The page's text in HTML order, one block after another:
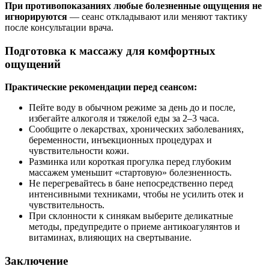
При противопоказаниях любые болезненные ощущения не
игнорируются — сеанс откладывают или меняют тактику
после консультации врача.
Подготовка к массажу для комфортных
ощущений
Практические рекомендации перед сеансом:
Пейте воду в обычном режиме за день до и после,
избегайте алкоголя и тяжелой еды за 2–3 часа.
Сообщите о лекарствах, хронических заболеваниях,
беременности, инъекционных процедурах и
чувствительности кожи.
Разминка или короткая прогулка перед глубоким
массажем уменьшит «стартовую» болезненность.
Не перегревайтесь в бане непосредственно перед
интенсивными техниками, чтобы не усилить отек и
чувствительность.
При склонности к синякам выберите деликатные
методы, предупредите о приеме антикоагулянтов и
витаминах, влияющих на свертывание.
Заключение